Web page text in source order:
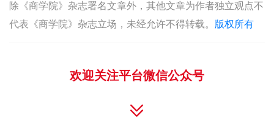
除《商学院》杂志署名文章外，其他文章为作者独立观点不
代表《商学院》杂志立场，未经允许不得转载。 版权所有
欢迎关注平台微信公众号
